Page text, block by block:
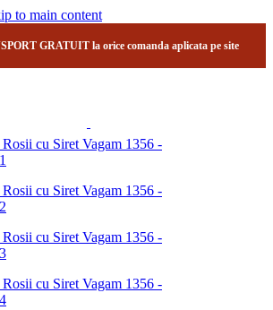
to main content
GRATUIT la orice comanda aplicata pe site